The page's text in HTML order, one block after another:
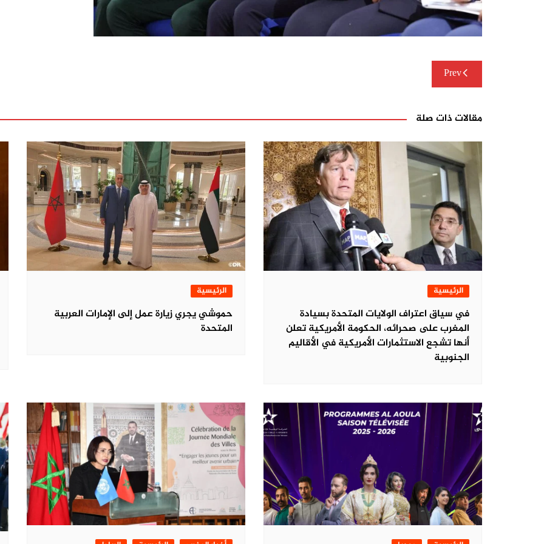
تصفّح
المقالاتPrev
مقالات ذات صلة
الرئيسية
في سياق اعتراف الولايات المتحدة بسيادة
المغرب على صحرائه، الحكومة الأمريكية تعلن
أنها تشجع الاستثمارات الأمريكية في الأقاليم
الجنوبية
الرئيسية
حموشي يجري زيارة عمل إلى الإمارات العربية
المتحدة